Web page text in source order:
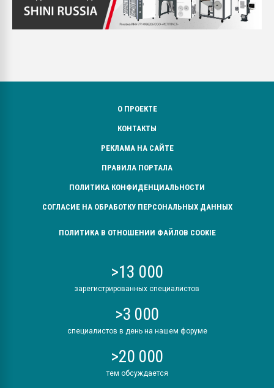
О ПРОЕКТЕ
КОНТАКТЫ
РЕКЛАМА НА САЙТЕ
ПРАВИЛА ПОРТАЛА
ПОЛИТИКА КОНФИДЕНЦИАЛЬНОСТИ
СОГЛАСИЕ НА ОБРАБОТКУ ПЕРСОНАЛЬНЫХ ДАННЫХ
ПОЛИТИКА В ОТНОШЕНИИ ФАЙЛОВ COOKIE
>13 000
зарегистрированных специалистов
>3 000
специалистов в день на нашем форуме
>20 000
тем обсуждается